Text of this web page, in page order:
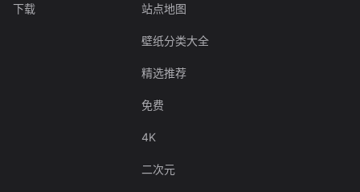
下载 站点地图
壁纸分类大全
精选推荐
免费
4K
二次元